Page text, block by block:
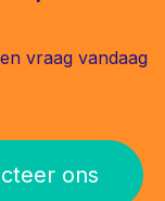
vraag vandaag
ons